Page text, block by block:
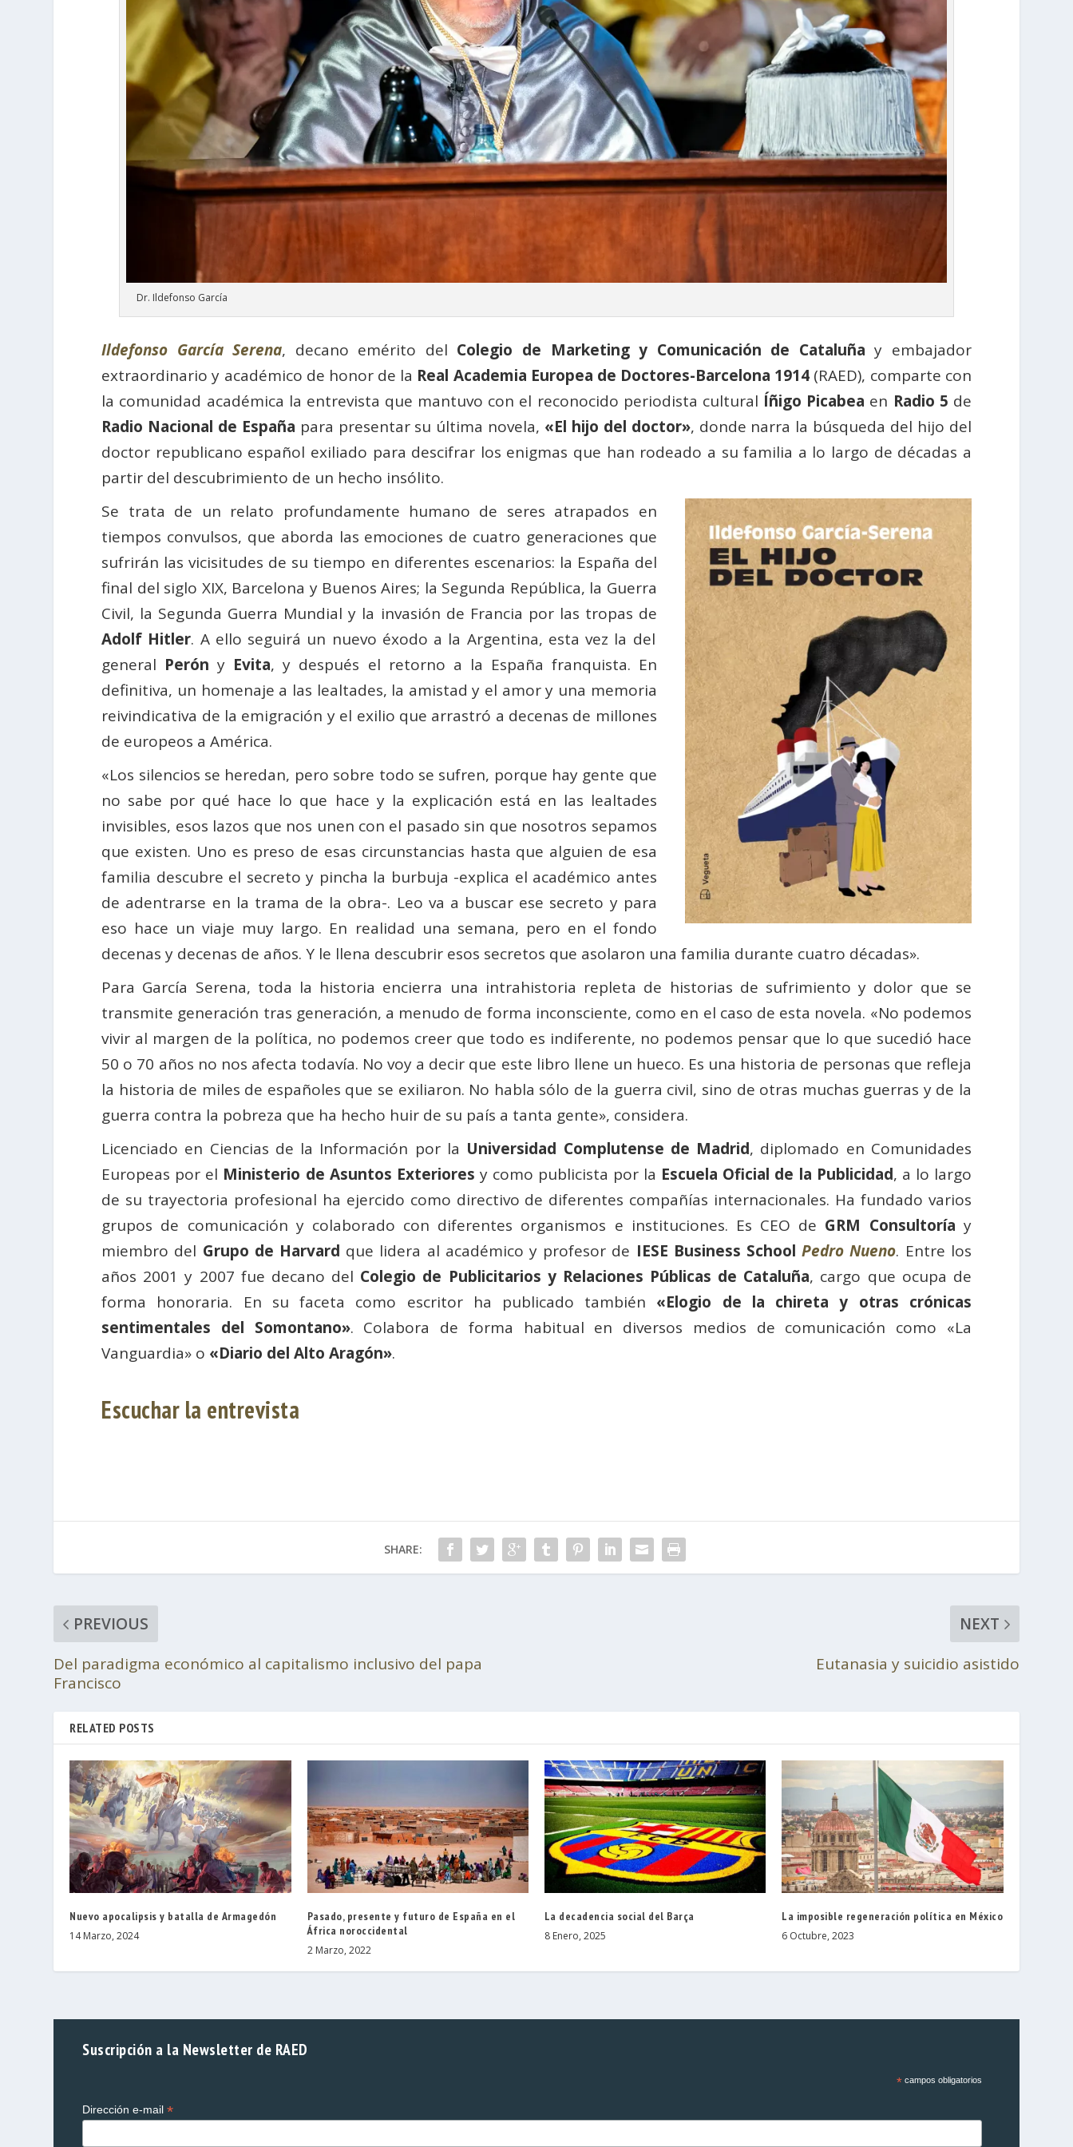
Dr. Ildefonso García
Ildefonso García Serena, decano emérito del Colegio de Marketing y Comunicación de Cataluña y embajador
extraordinario y académico de honor de la Real Academia Europea de Doctores-Barcelona 1914 (RAED), comparte con
la comunidad académica la entrevista que mantuvo con el reconocido periodista cultural Íñigo Picabea en Radio 5 de
Radio Nacional de España para presentar su última novela, «El hijo del doctor», donde narra la búsqueda del hijo del
doctor republicano español exiliado para descifrar los enigmas que han rodeado a su familia a lo largo de décadas a
partir del descubrimiento de un hecho insólito.
Se trata de un relato profundamente humano de seres atrapados en
tiempos convulsos, que aborda las emociones de cuatro generaciones que
sufrirán las vicisitudes de su tiempo en diferentes escenarios: la España del
final del siglo XIX, Barcelona y Buenos Aires; la Segunda República, la Guerra
Civil, la Segunda Guerra Mundial y la invasión de Francia por las tropas de
Adolf Hitler. A ello seguirá un nuevo éxodo a la Argentina, esta vez la del
general Perón y Evita, y después el retorno a la España franquista. En
definitiva, un homenaje a las lealtades, la amistad y el amor y una memoria
reivindicativa de la emigración y el exilio que arrastró a decenas de millones
de europeos a América.
«Los silencios se heredan, pero sobre todo se sufren, porque hay gente que
no sabe por qué hace lo que hace y la explicación está en las lealtades
invisibles, esos lazos que nos unen con el pasado sin que nosotros sepamos
que existen. Uno es preso de esas circunstancias hasta que alguien de esa
familia descubre el secreto y pincha la burbuja -explica el académico antes
de adentrarse en la trama de la obra-. Leo va a buscar ese secreto y para
eso hace un viaje muy largo. En realidad una semana, pero en el fondo
decenas y decenas de años. Y le llena descubrir esos secretos que asolaron una familia durante cuatro décadas».
Para García Serena, toda la historia encierra una intrahistoria repleta de historias de sufrimiento y dolor que se
transmite generación tras generación, a menudo de forma inconsciente, como en el caso de esta novela. «No podemos
vivir al margen de la política, no podemos creer que todo es indiferente, no podemos pensar que lo que sucedió hace
50 o 70 años no nos afecta todavía. No voy a decir que este libro llene un hueco. Es una historia de personas que refleja
la historia de miles de españoles que se exiliaron. No habla sólo de la guerra civil, sino de otras muchas guerras y de la
guerra contra la pobreza que ha hecho huir de su país a tanta gente», considera.
Licenciado en Ciencias de la Información por la Universidad Complutense de Madrid, diplomado en Comunidades
Europeas por el Ministerio de Asuntos Exteriores y como publicista por la Escuela Oficial de la Publicidad, a lo largo
de su trayectoria profesional ha ejercido como directivo de diferentes compañías internacionales. Ha fundado varios
grupos de comunicación y colaborado con diferentes organismos e instituciones. Es CEO de GRM Consultoría y
miembro del Grupo de Harvard que lidera al académico y profesor de IESE Business School Pedro Nueno. Entre los
años 2001 y 2007 fue decano del Colegio de Publicitarios y Relaciones Públicas de Cataluña, cargo que ocupa de
forma honoraria. En su faceta como escritor ha publicado también «Elogio de la chireta y otras crónicas
sentimentales del Somontano». Colabora de forma habitual en diversos medios de comunicación como «La
Vanguardia» o «Diario del Alto Aragón».
Escuchar la entrevista
SHARE:
PREVIOUS
Del paradigma económico al capitalismo inclusivo del papa
Francisco
NEXT
Eutanasia y suicidio asistido
RELATED POSTS
Nuevo apocalipsis y batalla de Armagedón
14 Marzo, 2024
Pasado, presente y futuro de España en el
África noroccidental
2 Marzo, 2022
La decadencia social del Barça
8 Enero, 2025
La imposible regeneración política en México
6 Octubre, 2023
Suscripción a la Newsletter de RAED
*campos obligatorios
Dirección e-mail*